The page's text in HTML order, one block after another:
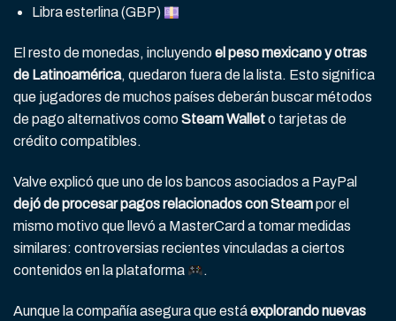
Libra esterlina (GBP)
El resto de monedas, incluyendoel peso mexicano y otras
de Latinoamérica, quedaron fuera de la lista. Esto significa
que jugadores de muchos países deberán buscar métodos
de pago alternativos comoSteam Walleto tarjetas de
crédito compatibles.
Valve explicó que uno de los bancos asociados a PayPal
dejó de procesar pagos relacionados con Steampor el
mismo motivo que llevó a MasterCard a tomar medidas
similares: controversias recientes vinculadas a ciertos
contenidos en la plataforma
.
Aunque la compañía asegura que estáexplorando nuevas